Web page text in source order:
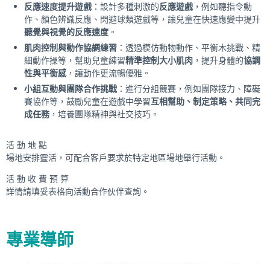
反應速度提升遊戲 ：設計多種刺激的反應遊戲 ，例如聽指令動
作、顏色辨識反應、閃避球類遊戲等，讓兒童在快速應變中提升
聽覺與視覺的反應速度 。
肌肉控制與動作協調練習 ：透過模仿動物動作、平衡木挑戰、精
細動作操等，幫助兒童練習精準控制大小肌肉 ，提升身體的協調
性與平衡感，讓動作更流暢優雅。
小組互動與團隊合作挑戰：進行分組競賽，例如團隊接力、障礙
賽協作等，鼓勵兒童在遊戲中學習互相幫助、制定策略、共同完
成任務 ，培養團隊精神與社交技巧。
活 動 地 點
場地安排靈活，可配合客戶要求於特定地區場地舉行活動。
活 動 收 費 預 算
詳情請填妥表格向活動合作伙伴查詢。
專業導師